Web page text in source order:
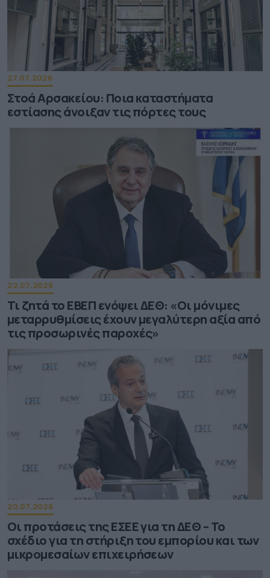
27.07.2026
Στοά Αρσακείου: Ποια καταστήματα
εστίασης άνοιξαν τις πόρτες τους
22.07.2026
Τι ζητά το ΕΒΕΠ ενόψει ΔΕΘ: «Οι μόνιμες
μεταρρυθμίσεις έχουν μεγαλύτερη αξία από
τις προσωρινές παροχές»
20.07.2026
Οι προτάσεις της ΕΣΕΕ για τη ΔΕΘ – Το
σχέδιο για τη στήριξη του εμπορίου και των
μικρομεσαίων επιχειρήσεων